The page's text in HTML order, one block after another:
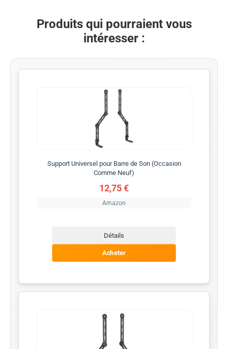
Produits qui pourraient vous
intéresser :
Support Universel pour Barre de Son (Occasion
Comme Neuf)
12,75 €
Amazon
Détails
Acheter